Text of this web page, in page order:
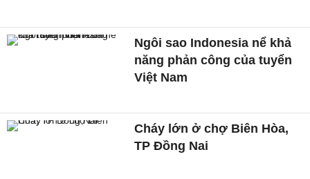
Ngôi sao Indonesia nể khả
năng phản công của tuyển
Việt Nam
Cháy lớn ở chợ Biên Hòa,
TP Đồng Nai